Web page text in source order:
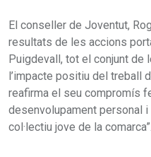
El conseller de Joventut,
resultats de les accions
Puigdevall, tot el conjunt de
l’impacte positiu del treball
reafirma el seu compromís
desenvolupament personal
col·lectiu jove de la comarca”.